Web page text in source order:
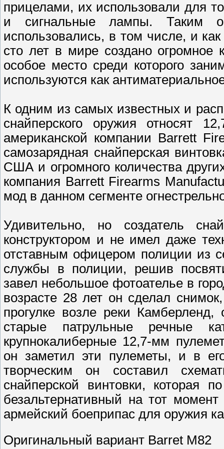
прицелами, их использовали для
и сигнальные лампы. Таким
использовались, в том числе, и
сто лет в мире создано огромное
особое место среди которого
используются как
К одним из самых известных и
снайперского оружия относят
американской компании Barrett
самозарядная снайперская
США и огромного количества
компания Barrett Firearms
мод в данном сегменте
Удивительно, но создатель
конструктором и не имел даже
отставным офицером полиции из
службы в полиции, решив
завел небольшое фотоателье в
возрасте 28 лет он сделал
прогулке возле реки
старые патрульные речные
крупнокалиберные 12,7-мм
он заметил эти пулеметы, и в
творческим он составил
снайперской винтовки, которая
безальтернативный на тот
армейский боеприпас для оружия
Оригинальный вариант Barret M82